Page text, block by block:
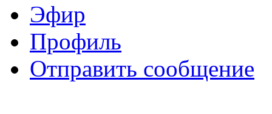
Эфир
Профиль
Отправить сообщение